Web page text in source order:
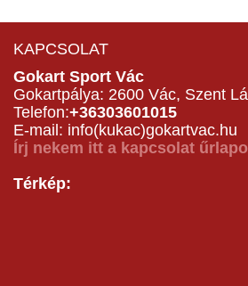
KAPCSOLAT
Gokart Sport Vác
Gokartpálya: 2600 Vác, Szent
Telefon:+36303601015
E-mail: info(kukac)gokartvac.hu
Írj nekem itt a kapcsolat
Térkép: